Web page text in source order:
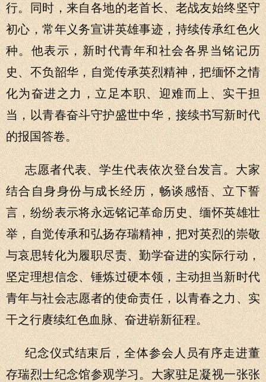
行。同时，来自各地的老首长、老战友始终坚守
初心，常年义务宣讲英雄事迹，持续传承红色火
种。他表示，新时代青年和社会各界当铭记历
史、不负韶华，自觉传承英烈精神，把缅怀之情
化为奋进之力，立足本职、迎难而上、实干担
当，以青春奋斗守护盛世中华，接续书写新时代
的报国答卷。
志愿者代表、学生代表依次登台发言。大家
结合自身身份与成长经历，畅谈感悟、立下誓
言，纷纷表示将永远铭记革命历史、缅怀英雄壮
举，自觉传承和弘扬存瑞精神，把对英烈的崇敬
与哀思转化为履职尽责、勤学奋进的实际行动，
坚定理想信念、锤炼过硬本领，主动担当新时代
青年与社会志愿者的使命责任，以青春之力、实
干之行赓续红色血脉、奋进崭新征程。
纪念仪式结束后，全体参会人员有序走进董
存瑞烈士纪念馆参观学习。大家驻足凝视一张张